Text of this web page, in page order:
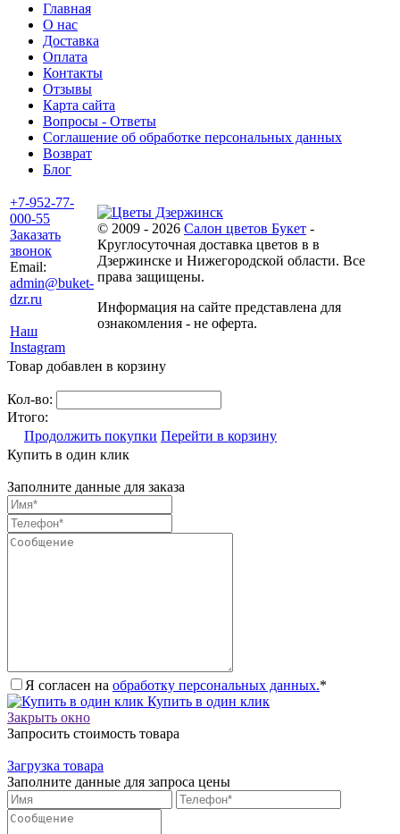
Главная
О нас
Доставка
Оплата
Контакты
Отзывы
Карта сайта
Вопросы - Ответы
Соглашение об обработке персональных данных
Возврат
Блог
+7-952-77-
000-55
Заказать
звонок
Email:
admin@buket-
dzr.ru
Наш
Instagram
© 2009 - 2026 Салон цветов Букет -
Круглосуточная доставка цветов в в
Дзержинске и Нижегородской области. Все
права защищены.
Информация на сайте представлена для
ознакомления - не оферта.
Товар добавлен в корзину
Кол-во:
Итого:
Продолжить покупки Перейти в корзину
Купить в один клик
Заполните данные для заказа
Я согласен на обработку персональных данных.*
Купить в один клик
Закрыть окно
Запросить стоимость товара
Загрузка товара
Заполните данные для запроса цены